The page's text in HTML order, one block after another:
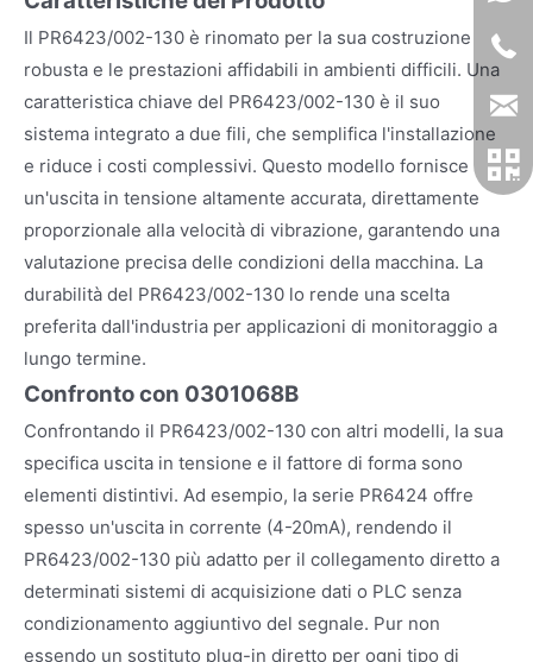
Il PR6423/002-130 è rinomato per la sua costruzione
robusta e le prestazioni affidabili in ambienti difficili. Una
caratteristica chiave del PR6423/002-130 è il suo
sistema integrato a due fili, che semplifica l'installazione
e riduce i costi complessivi. Questo modello fornisce
un'uscita in tensione altamente accurata, direttamente
proporzionale alla velocità di vibrazione, garantendo una
valutazione precisa delle condizioni della macchina. La
durabilità del PR6423/002-130 lo rende una scelta
preferita dall'industria per applicazioni di monitoraggio a
lungo termine.
Confronto con 0301068B
Confrontando il PR6423/002-130 con altri modelli, la sua
specifica uscita in tensione e il fattore di forma sono
elementi distintivi. Ad esempio, la serie PR6424 offre
spesso un'uscita in corrente (4-20mA), rendendo il
PR6423/002-130 più adatto per il collegamento diretto a
determinati sistemi di acquisizione dati o PLC senza
condizionamento aggiuntivo del segnale. Pur non
essendo un sostituto plug-in diretto per ogni tipo di